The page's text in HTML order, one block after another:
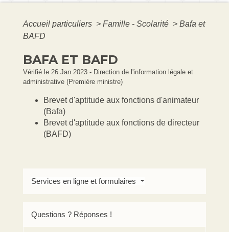
Accueil particuliers > Famille - Scolarité > Bafa et
BAFD
BAFA ET BAFD
Vérifié le 26 Jan 2023 - Direction de l'information légale et
administrative (Première ministre)
Brevet d'aptitude aux fonctions d'animateur
(Bafa)
Brevet d'aptitude aux fonctions de directeur
(BAFD)
Services en ligne et formulaires
Questions ? Réponses !